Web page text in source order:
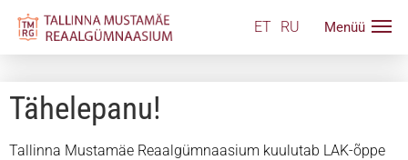
ET RU
Tähelepanu!
Tallinna Mustamäe Reaalgümnaasium kuulutab LAK-õppe